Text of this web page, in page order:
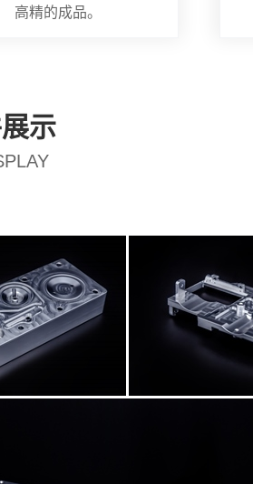
高精的成品。
示